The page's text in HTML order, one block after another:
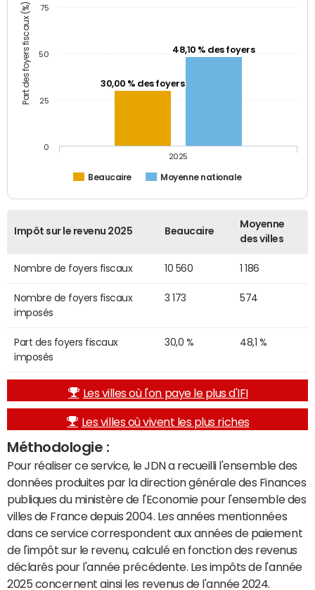
Part des foyers fiscaux (%) 30,00 % des foyers
48,10 % des foyers
Beaucaire Moyenne nationale
2025
0
25
50
75
Impôt sur le revenu 2025 Beaucaire
Moyenne
des villes
Nombre de foyers fiscaux 10 560 1 186
Nombre de foyers fiscaux
imposés
3 173 574
Part des foyers fiscaux
imposés
30,0 % 48,1 %
Les villes où l'on paye le plus d'IFI
Les villes où vivent les plus riches
Méthodologie :
Pour réaliser ce service, le JDN a recueilli l'ensemble des
données produites par la direction générale des Finances
publiques du ministère de l'Economie pour l'ensemble des
villes de France depuis 2004. Les années mentionnées
dans ce service correspondent aux années de paiement
de l'impôt sur le revenu, calculé en fonction des revenus
déclarés pour l'année précédente. Les impôts de l'année
2025 concernent ainsi les revenus de l'année 2024.